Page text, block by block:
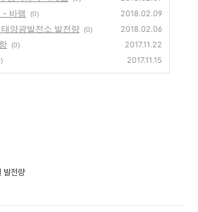
- 바램 (0) 2018.02.09
양광발전소 발전량 (0) 2018.02.06
(0) 2017.11.22
2017.11.15
발전량